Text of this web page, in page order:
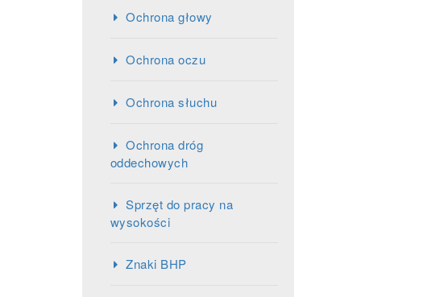
Ochrona głowy
Ochrona oczu
Ochrona słuchu
Ochrona dróg
oddechowych
Sprzęt do pracy na
wysokości
Znaki BHP